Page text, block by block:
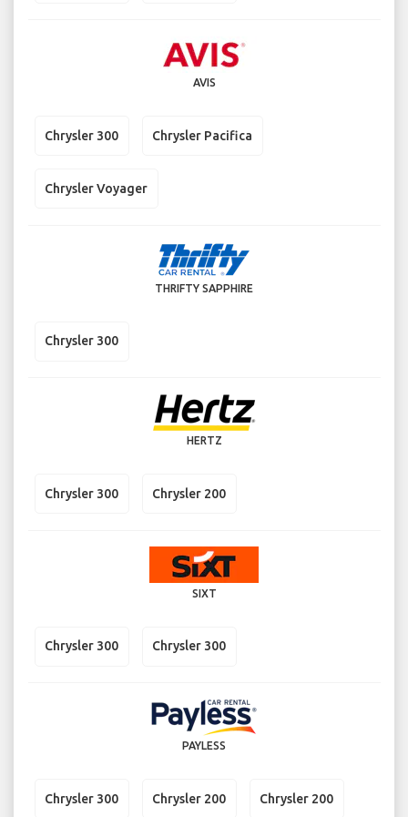
AVIS
Chrysler 300 Chrysler Pacifica
Chrysler Voyager
THRIFTY SAPPHIRE
Chrysler 300
HERTZ
Chrysler 300 Chrysler 200
SIXT
Chrysler 300 Chrysler 300
PAYLESS
Chrysler 300 Chrysler 200 Chrysler 200